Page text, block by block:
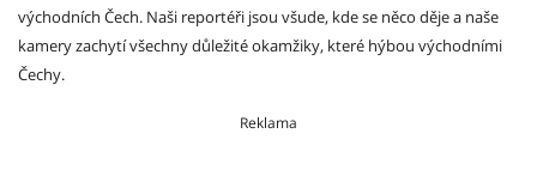
východních Čech. Naši reportéři jsou všude, kde se něco děje a naše
kamery zachytí všechny důležité okamžiky, které hýbou východními
Čechy.
Reklama